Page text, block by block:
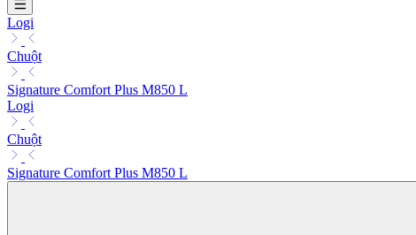
Logi
Chuột
Signature Comfort Plus M850 L
Logi
Chuột
Signature Comfort Plus M850 L